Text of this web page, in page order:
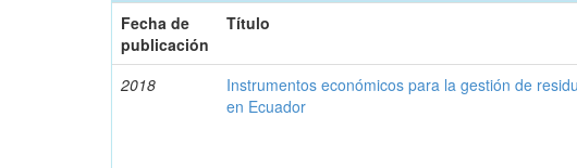
Fecha de
publicación
Título
2018
Instrumentos económicos para la gestión de
en Ecuador